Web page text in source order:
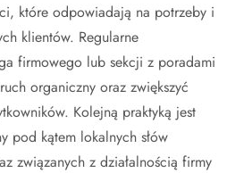
które odpowiadają na potrzeby i
klientów. Regularne
firmowego lub sekcji z poradami
organiczny oraz zwiększyć
Kolejną praktyką jest
pod kątem lokalnych słów
związanych z działalnością firmy